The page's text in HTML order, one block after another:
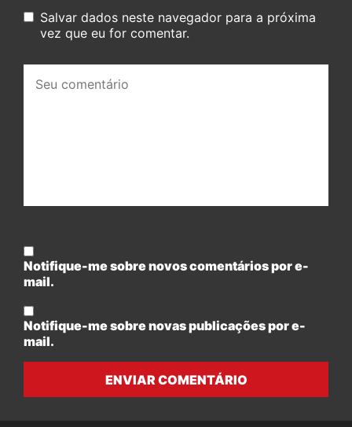
Salvar dados neste navegador para a próxima
vez que eu for comentar.
comentário:
Notifique-me sobre novos comentários por e-
mail.
Notifique-me sobre novas publicações por e-
mail.
ENVIAR COMENTÁRIO